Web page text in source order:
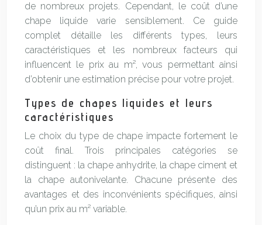
de nombreux projets. Cependant, le coût d’une
chape liquide varie sensiblement. Ce guide
complet détaille les différents types, leurs
caractéristiques et les nombreux facteurs qui
influencent le prix au m², vous permettant ainsi
d’obtenir une estimation précise pour votre projet.
Types de chapes liquides et leurs
caractéristiques
Le choix du type de chape impacte fortement le
coût final. Trois principales catégories se
distinguent : la chape anhydrite, la chape ciment et
la chape autonivelante. Chacune présente des
avantages et des inconvénients spécifiques, ainsi
qu’un prix au m² variable.